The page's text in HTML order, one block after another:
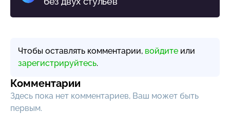
Чтобы оставлять комментарии, войдите или
зарегистрируйтесь.
Комментарии
Здесь пока нет комментариев, Ваш может быть
первым.